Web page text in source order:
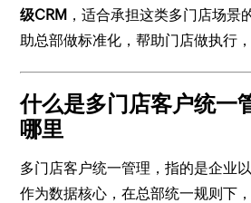
级CRM ，适合承担这类多门店场景
助总部做标准化，帮助门店做执行
什么是多门店客户统一
哪里
多门店客户统一管理，指的是企业
作为数据核心，在总部统一规则下